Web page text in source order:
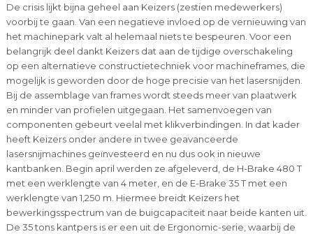
De crisis lijkt bijna geheel aan Keizers (zestien medewerkers)
voorbij te gaan. Van een negatieve invloed op de vernieuwing van
het machinepark valt al helemaal niets te bespeuren. Voor een
belangrijk deel dankt Keizers dat aan de tijdige overschakeling
op een alternatieve constructietechniek voor machineframes, die
mogelijk is geworden door de hoge precisie van het lasersnijden.
Bij de assemblage van frames wordt steeds meer van plaatwerk
en minder van profielen uitgegaan. Het samenvoegen van
componenten gebeurt veelal met klikverbindingen. In dat kader
heeft Keizers onder andere in twee geavanceerde
lasersnijmachines geïnvesteerd en nu dus ook in nieuwe
kantbanken. Begin april werden ze afgeleverd, de H-Brake 480 T
met een werklengte van 4 meter, en de E-Brake 35 T met een
werklengte van 1,250 m. Hiermee breidt Keizers het
bewerkingsspectrum van de buigcapaciteit naar beide kanten uit.
De 35 tons kantpers is er een uit de Ergonomic-serie, waarbij de